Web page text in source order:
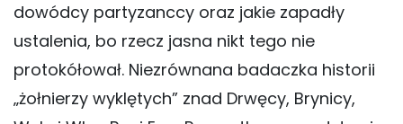
dowódcy partyzanccy oraz jakie zapadły
ustalenia, bo rzecz jasna nikt tego nie
protokółował. Niezrównana badaczka historii
„żołnierzy wyklętych” znad Drwęcy, Brynicy,